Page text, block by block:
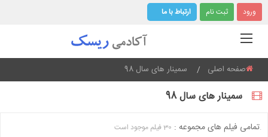
ورود ثبت نام ارتباط با ما
اینجایید:
سمینار های سال 98 صفحه اصلی
سمینار های سال 98
تمامی فیلم های مجموعه :30 فیلم موجود است.